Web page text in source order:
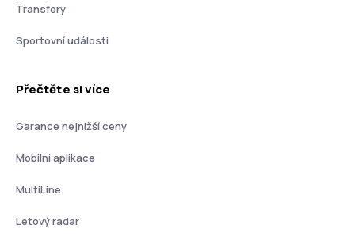
Transfery
Sportovní události
Přečtěte si více
Garance nejnižší ceny
Mobilní aplikace
MultiLine
Letový radar